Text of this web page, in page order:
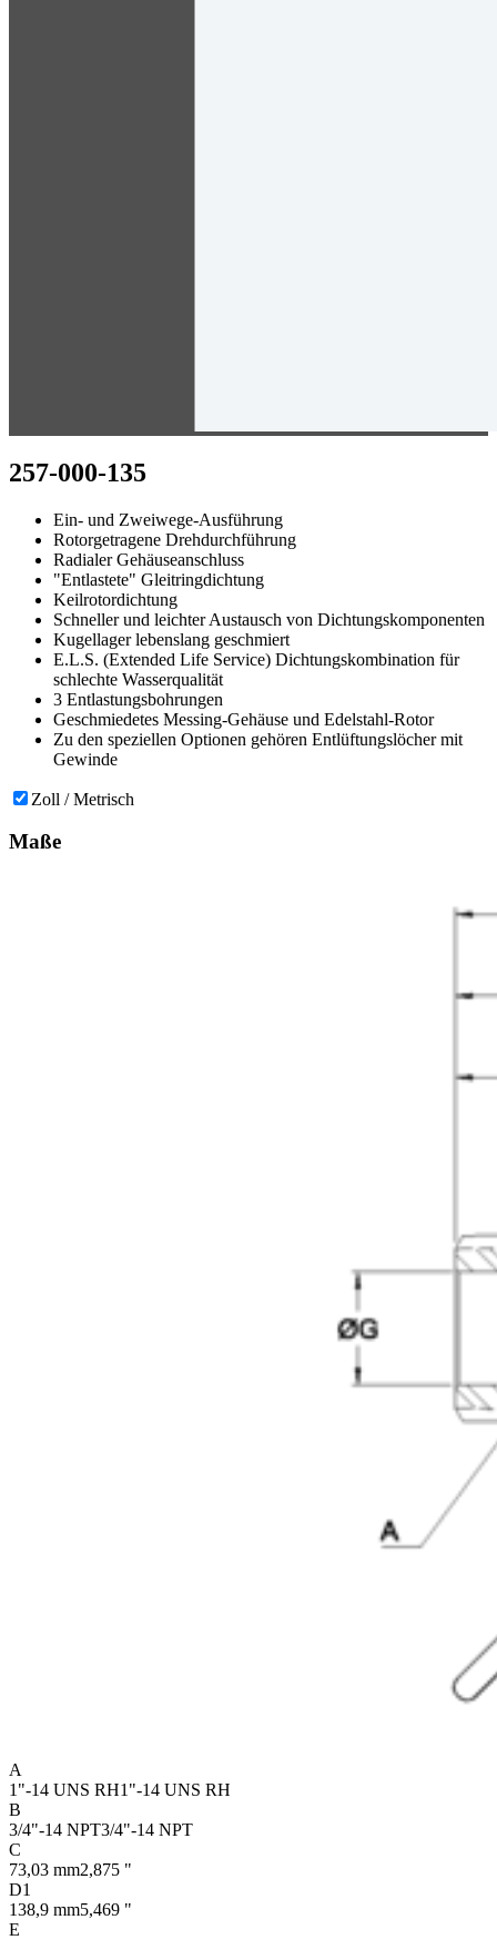
257-000-135
Ein- und Zweiwege-Ausführung
Rotorgetragene Drehdurchführung
Radialer Gehäuseanschluss
"Entlastete" Gleitringdichtung
Keilrotordichtung
Schneller und leichter Austausch von Dichtungskomponenten
Kugellager lebenslang geschmiert
E.L.S. (Extended Life Service) Dichtungskombination für
schlechte Wasserqualität
3 Entlastungsbohrungen
Geschmiedetes Messing-Gehäuse und Edelstahl-Rotor
Zu den speziellen Optionen gehören Entlüftungslöcher mit
Gewinde
Zoll / Metrisch
Maße
A
1"-14 UNS RH1"-14 UNS RH
B
3/4"-14 NPT3/4"-14 NPT
C
73,03 mm2,875 "
D1
138,9 mm5,469 "
E